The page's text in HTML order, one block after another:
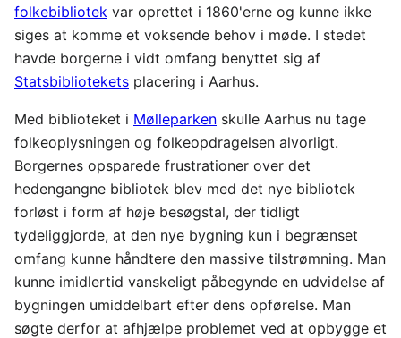
folkebibliotek var oprettet i 1860'erne og kunne ikke
siges at komme et voksende behov i møde. I stedet
havde borgerne i vidt omfang benyttet sig af
Statsbibliotekets placering i Aarhus.
Med biblioteket i Mølleparken skulle Aarhus nu tage
folkeoplysningen og folkeopdragelsen alvorligt.
Borgernes opsparede frustrationer over det
hedengangne bibliotek blev med det nye bibliotek
forløst i form af høje besøgstal, der tidligt
tydeliggjorde, at den nye bygning kun i begrænset
omfang kunne håndtere den massive tilstrømning. Man
kunne imidlertid vanskeligt påbegynde en udvidelse af
bygningen umiddelbart efter dens opførelse. Man
søgte derfor at afhjælpe problemet ved at opbygge et